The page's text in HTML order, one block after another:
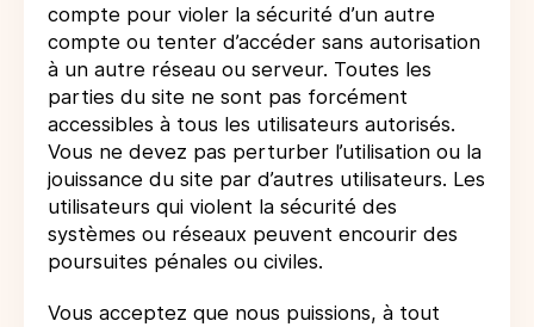
compte pour violer la sécurité d’un autre
compte ou tenter d’accéder sans autorisation
à un autre réseau ou serveur. Toutes les
parties du site ne sont pas forcément
accessibles à tous les utilisateurs autorisés.
Vous ne devez pas perturber l’utilisation ou la
jouissance du site par d’autres utilisateurs. Les
utilisateurs qui violent la sécurité des
systèmes ou réseaux peuvent encourir des
poursuites pénales ou civiles.
Vous acceptez que nous puissions, à tout